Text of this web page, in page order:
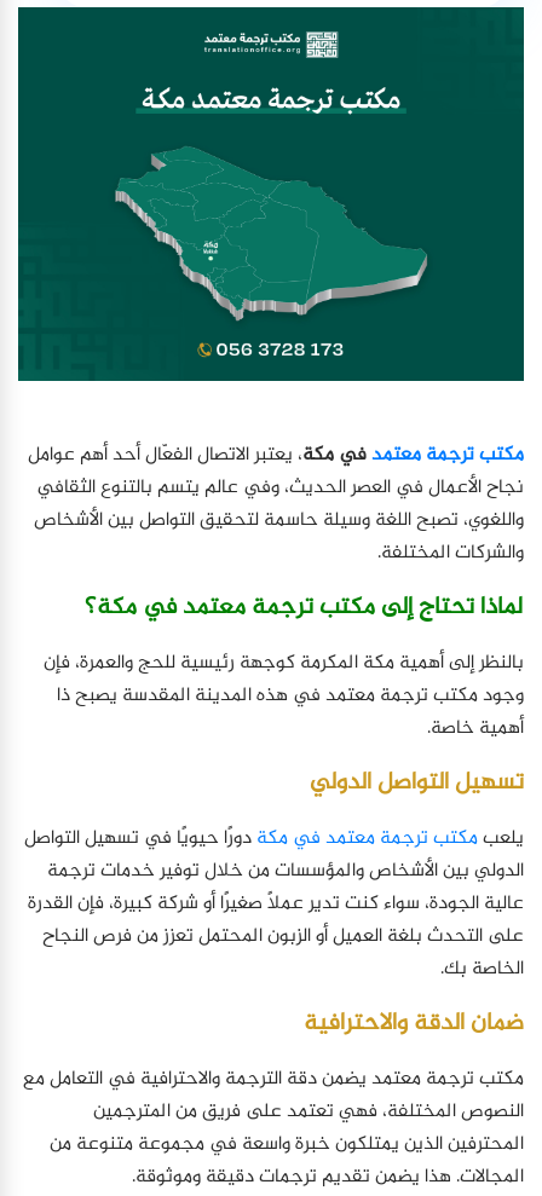
مكتب ترجمة معتمدفي مكة، يعتبر الاتصال الفعّال أحد أهم عوامل
نجاح الأعمال في العصر الحديث، وفي عالم يتسم بالتنوع الثقافي
واللغوي، تصبح اللغة وسيلة حاسمة لتحقيق التواصل بين الأشخاص
والشركات المختلفة.
لماذا تحتاج إلى مكتب ترجمة معتمد في مكة؟
بالنظر إلى أهمية مكة المكرمة كوجهة رئيسية للحج والعمرة، فإن
وجود مكتب ترجمة معتمد في هذه المدينة المقدسة يصبح ذا
أهمية خاصة.
تسهيل التواصل الدولي
يلعبمكتب ترجمة معتمد في مكةدورًا حيويًا في تسهيل التواصل
الدولي بين الأشخاص والمؤسسات من خلال توفير خدمات ترجمة
عالية الجودة، سواء كنت تدير عملًا صغيرًا أو شركة كبيرة، فإن القدرة
على التحدث بلغة العميل أو الزبون المحتمل تعزز من فرص النجاح
الخاصة بك.
ضمان الدقة والاحترافية
مكتب ترجمة معتمد يضمن دقة الترجمة والاحترافية في التعامل مع
النصوص المختلفة، فهي تعتمد على فريق من المترجمين
المحترفين الذين يمتلكون خبرة واسعة في مجموعة متنوعة من
المجالات. هذا يضمن تقديم ترجمات دقيقة وموثوقة.